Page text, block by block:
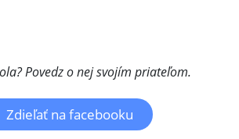
Povedz o nej svojím priateľom.
Zdieľať na facebooku